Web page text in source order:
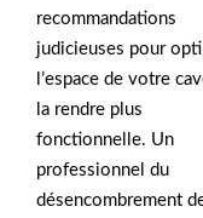
recommandations
judicieuses pour
l’espace de votre
la rendre plus
fonctionnelle. Un
professionnel du
désencombrement